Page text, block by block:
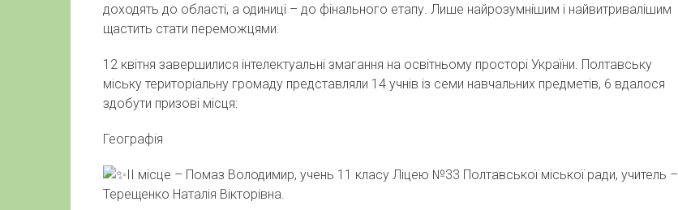
доходять до області, а одиниці – до фінального етапу. Лише найрозумнішим і найвитривалішим
щастить стати переможцями.
12 квітня завершилися інтелектуальні змагання на освітньому просторі України. Полтавську
міську територіальну громаду представляли 14 учнів із семи навчальних предметів, 6 вдалося
здобути призові місця:
Географія
ІІ місце – Помаз Володимир, учень 11 класу Ліцею №33 Полтавської міської ради, учитель –
Терещенко Наталія Вікторівна.